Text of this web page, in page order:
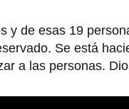
y de esas 19
Se está
a las personas.